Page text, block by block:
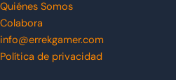
Quiénes Somos
Colabora
info@errekgamer.com
Política de privacidad